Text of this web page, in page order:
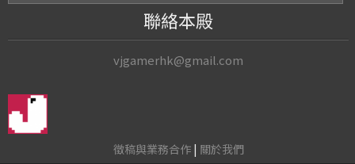
聯絡本殿
vjgamerhk@gmail.com
徵稿與業務合作| 關於我們